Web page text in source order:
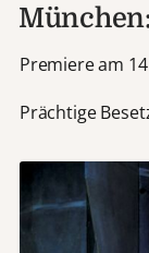
Premiere am
Prächtige